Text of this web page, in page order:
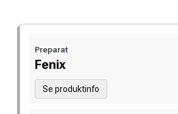
Preparat
Fenix
Se produktinfo